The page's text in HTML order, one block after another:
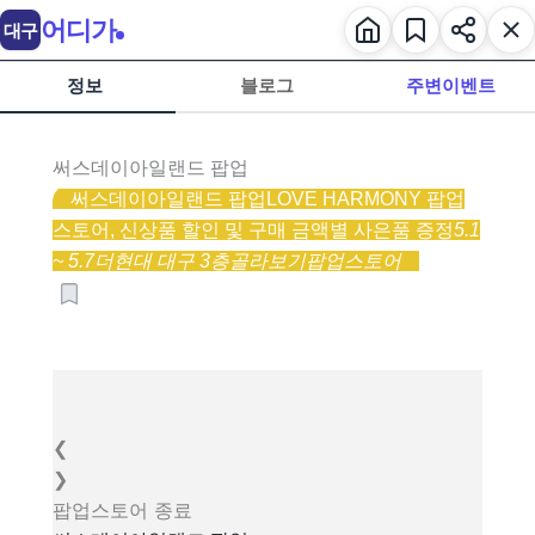
정보 블로그 주변이벤트
써스데이아일랜드 팝업
써스데이아일랜드 팝업 LOVE HARMONY 팝업
스토어, 신상품 할인 및 구매 금액별 사은품 증정5.1
~ 5.7더현대 대구 3층골라보기팝업스토어
❮
❯
팝업스토어 종료
대구 어디가